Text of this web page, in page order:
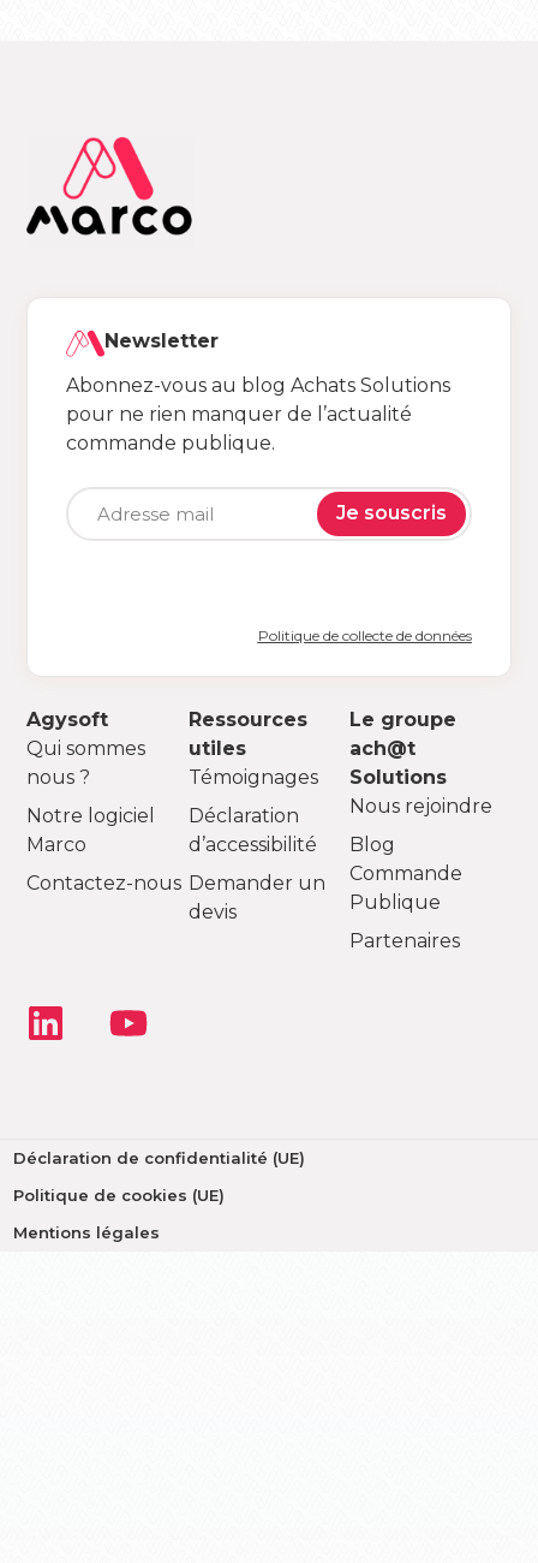
Agysoft
Qui sommes
nous ?
Notre logiciel
Marco
Contactez-nous
Ressources
utiles
Témoignages
Déclaration
d’accessibilité
Demander un
devis
Le groupe
ach@t
Solutions
Nous rejoindre
Blog
Commande
Publique
Partenaires
Newsletter
Abonnez-vous au blog Achats Solutions
pour ne rien manquer de l’actualité
commande publique.
Je souscris
Politique de collecte de données
Déclaration de confidentialité (UE)
Politique de cookies (UE)
Mentions légales